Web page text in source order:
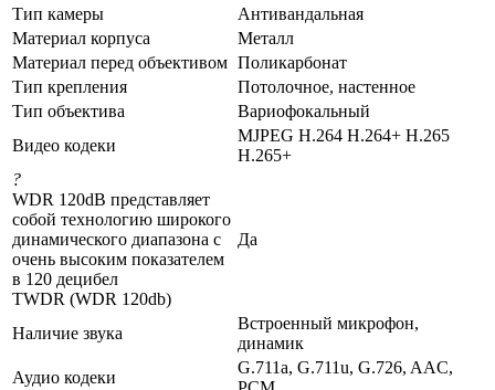
Тип камеры
Антивандальная
Материал корпуса
Металл
Материал перед объективом Поликарбонат
Тип крепления
Потолочное, настенное
Тип объектива
Вариофокальный
Видео кодеки
MJPEG H.264 H.264+ H.265
H.265+
?
WDR 120dB представляет
собой технологию широкого
динамического диапазона с
очень высоким показателем
в 120 децибел
TWDR (WDR 120db)
Да
Наличие звука
Встроенный микрофон,
динамик
Аудио кодеки
G.711a, G.711u, G.726, AAC,